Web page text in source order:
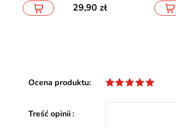
29,90
Ocena produktu
Treść opinii